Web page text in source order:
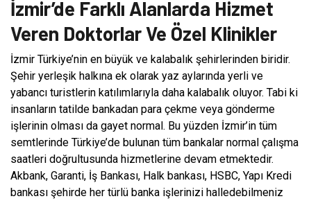
İzmir’de Farklı Alanlarda Hizmet
Veren Doktorlar Ve Özel Klinikler
İzmir Türkiye’nin en büyük ve kalabalık şehirlerinden biridir.
Şehir yerleşik halkına ek olarak yaz aylarında yerli ve
yabancı turistlerin katılımlarıyla daha kalabalık oluyor. Tabi ki
insanların tatilde bankadan para çekme veya gönderme
işlerinin olması da gayet normal. Bu yüzden İzmir’in tüm
semtlerinde Türkiye’de bulunan tüm bankalar normal çalışma
saatleri doğrultusunda hizmetlerine devam etmektedir.
Akbank, Garanti, İş Bankası, Halk bankası, HSBC, Yapı Kredi
bankası şehirde her türlü banka işlerinizi halledebilmeniz